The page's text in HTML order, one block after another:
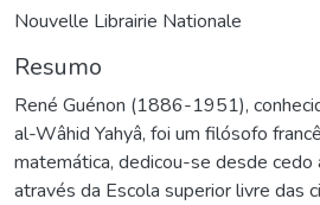
Nouvelle Librairie Nationale
Resumo
René Guénon (1886-1951),
al-Wâhid Yahyâ, foi um filósofo
matemática, dedicou-se desde cedo
através da Escola superior livre das